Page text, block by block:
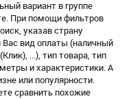
вариант в группе
При помощи фильтров
указав страну
Вас вид оплаты (наличный
...), тип товара, тип
и характеристики. А
или популярности.
сравнить похожие